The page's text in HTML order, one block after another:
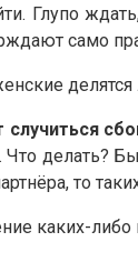
Глупо
само
делать?
то
каких-либо